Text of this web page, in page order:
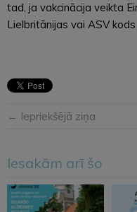
tad, ja vakcinācija veikta
Lielbritānijas vai ASV
← Iepriekšējā ziņa
Iesakām arī šo